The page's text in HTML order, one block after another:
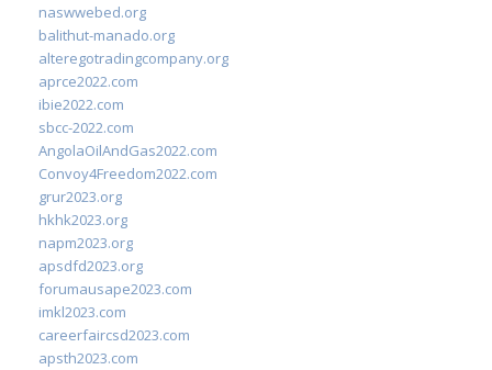
naswwebed.org
balithut-manado.org
alteregotradingcompany.org
aprce2022.com
ibie2022.com
sbcc-2022.com
AngolaOilAndGas2022.com
Convoy4Freedom2022.com
grur2023.org
hkhk2023.org
napm2023.org
apsdfd2023.org
forumausape2023.com
imkl2023.com
careerfaircsd2023.com
apsth2023.com